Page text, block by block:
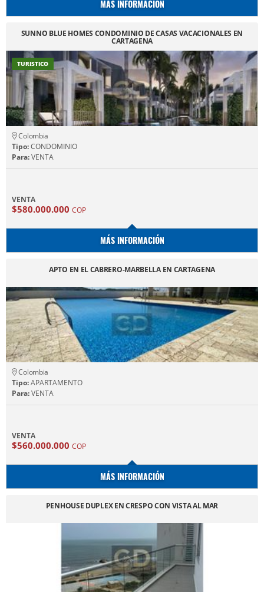
MÁS INFORMACIÓN
SUNNO BLUE HOMES CONDOMINIO DE CASAS VACACIONALES EN
CARTAGENA
TURISTICO
Colombia
Tipo:CONDOMINIO
Para:VENTA
VENTA
$580.000.000 COP
MÁS INFORMACIÓN
APTO EN EL CABRERO-MARBELLA EN CARTAGENA
Colombia
Tipo:APARTAMENTO
Para:VENTA
VENTA
$560.000.000 COP
MÁS INFORMACIÓN
PENHOUSE DUPLEX EN CRESPO CON VISTA AL MAR